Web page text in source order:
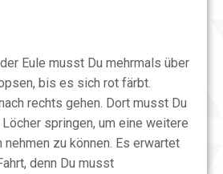
Eule musst Du mehrmals über
bis es sich rot färbt.
rechts gehen. Dort musst Du
springen, um eine weitere
nehmen zu können. Es erwartet
denn Du musst